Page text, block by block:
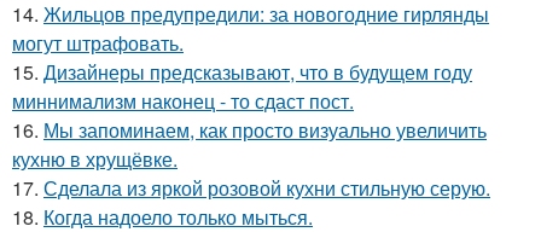
14. Жильцов предупредили: за новогодние гирлянды
могут штрафовать.
15. Дизайнеры предсказывают, что в будущем году
миннимализм наконец - то сдаст пост.
16. Мы запоминаем, как просто визуально увеличить
кухню в хрущёвке.
17. Сделала из яркой розовой кухни стильную серую.
18. Когда надоело только мыться.